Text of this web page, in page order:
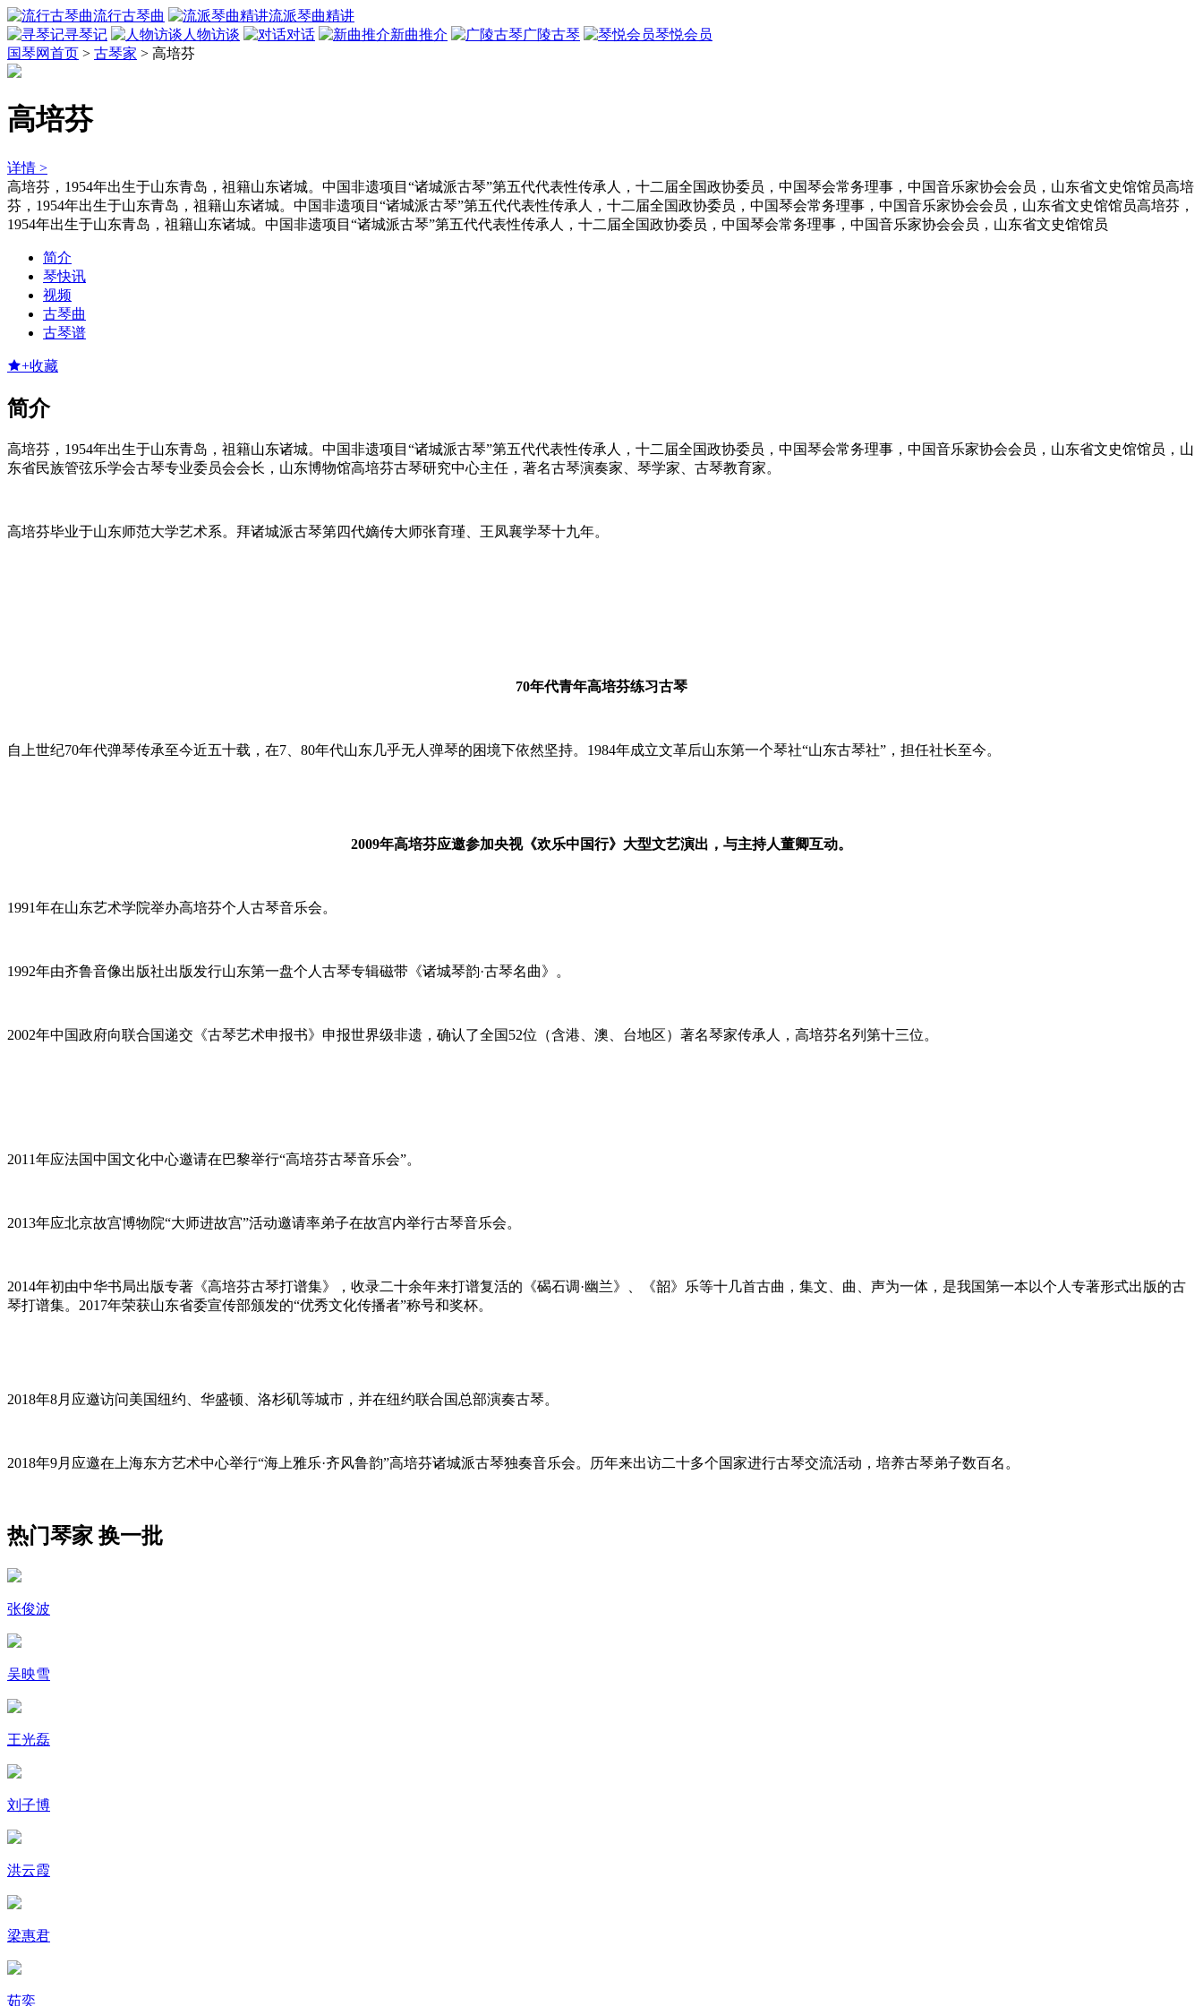
流行古琴曲
流派琴曲精讲
寻琴记
人物访谈 对话 新曲推介 广陵古琴
琴悦会员
国琴网首页 > 古琴家 > 高培芬
高培芬
详情 >
高培芬，1954年出生于山东青岛，祖籍山东诸城。中国非遗项目“诸城派古琴”第五代代表性传承人，十二届全国政协委员，中国琴会常务理事，中国音乐家协会会员，山东省文史馆馆员高培
芬，1954年出生于山东青岛，祖籍山东诸城。中国非遗项目“诸城派古琴”第五代代表性传承人，十二届全国政协委员，中国琴会常务理事，中国音乐家协会会员，山东省文史馆馆员高培芬，
1954年出生于山东青岛，祖籍山东诸城。中国非遗项目“诸城派古琴”第五代代表性传承人，十二届全国政协委员，中国琴会常务理事，中国音乐家协会会员，山东省文史馆馆员
简介
琴快讯
视频
古琴曲
古琴谱
+收藏
简介
高培芬，1954年出生于山东青岛，祖籍山东诸城。中国非遗项目“诸城派古琴”第五代代表性传承人，十二届全国政协委员，中国琴会常务理事，中国音乐家协会会员，山东省文史馆馆员，山
东省民族管弦乐学会古琴专业委员会会长，山东博物馆高培芬古琴研究中心主任，著名古琴演奏家、琴学家、古琴教育家。
高培芬毕业于山东师范大学艺术系。拜诸城派古琴第四代嫡传大师张育瑾、王凤襄学琴十九年。
70年代青年高培芬练习古琴
自上世纪70年代弹琴传承至今近五十载，在7、80年代山东几乎无人弹琴的困境下依然坚持。1984年成立文革后山东第一个琴社“山东古琴社”，担任社长至今。
2009年高培芬应邀参加央视《欢乐中国行》大型文艺演出，与主持人董卿互动。
1991年在山东艺术学院举办高培芬个人古琴音乐会。
1992年由齐鲁音像出版社出版发行山东第一盘个人古琴专辑磁带《诸城琴韵·古琴名曲》。
2002年中国政府向联合国递交《古琴艺术申报书》申报世界级非遗，确认了全国52位（含港、澳、台地区）著名琴家传承人，高培芬名列第十三位。
2011年应法国中国文化中心邀请在巴黎举行“高培芬古琴音乐会”。
2013年应北京故宫博物院“大师进故宫”活动邀请率弟子在故宫内举行古琴音乐会。
2014年初由中华书局出版专著《高培芬古琴打谱集》，收录二十余年来打谱复活的《碣石调·幽兰》、《韶》乐等十几首古曲，集文、曲、声为一体，是我国第一本以个人专著形式出版的古
琴打谱集。2017年荣获山东省委宣传部颁发的“优秀文化传播者”称号和奖杯。
2018年8月应邀访问美国纽约、华盛顿、洛杉矶等城市，并在纽约联合国总部演奏古琴。
2018年9月应邀在上海东方艺术中心举行“海上雅乐·齐风鲁韵”高培芬诸城派古琴独奏音乐会。历年来出访二十多个国家进行古琴交流活动，培养古琴弟子数百名。
热门琴家换一批
张俊波
吴映雪
王光磊
刘子博
洪云霞
梁惠君
茹奕